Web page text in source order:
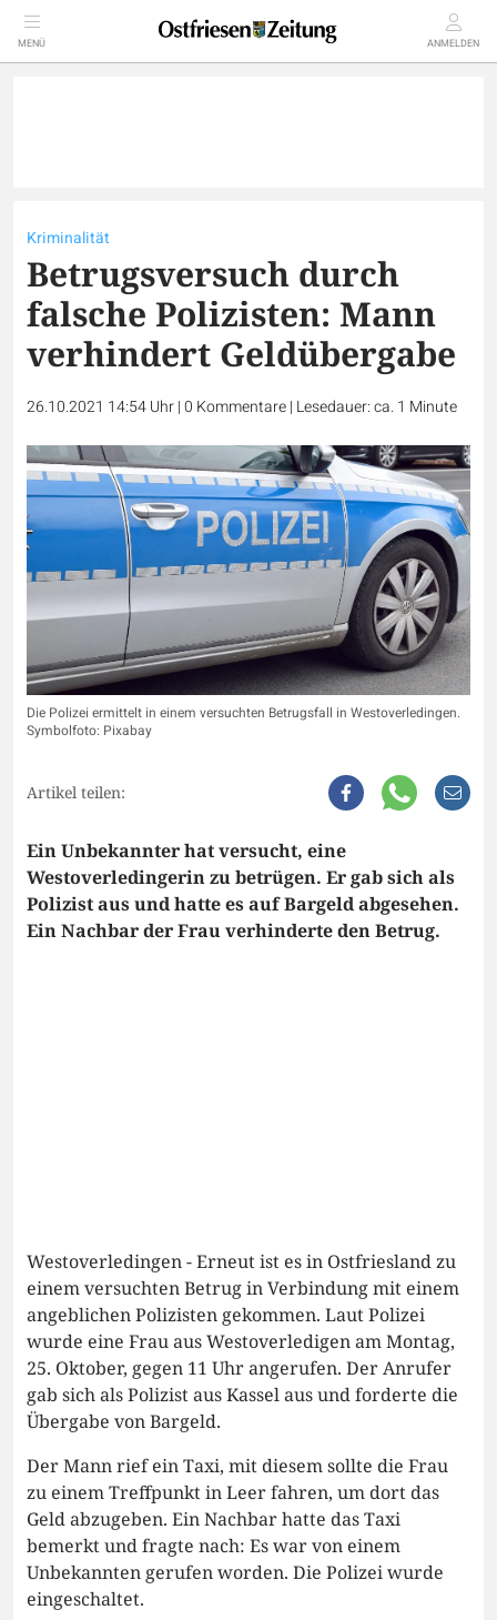
MENÜ ANMELDEN
Kriminalität
Betrugsversuch durch
falsche Polizisten: Mann
verhindert Geldübergabe
26.10.2021 14:54 Uhr|0 Kommentare| Lesedauer: ca. 1 Minute
Die Polizei ermittelt in einem versuchten Betrugsfall in Westoverledingen.
Symbolfoto: Pixabay
Artikel teilen:
Ein Unbekannter hat versucht, eine
Westoverledingerin zu betrügen. Er gab sich als
Polizist aus und hatte es auf Bargeld abgesehen.
Ein Nachbar der Frau verhinderte den Betrug.
Westoverledingen - Erneut ist es in Ostfriesland zu
einem versuchten Betrug in Verbindung mit einem
angeblichen Polizisten gekommen. Laut Polizei
wurde eine Frau aus Westoverledigen am Montag,
25. Oktober, gegen 11 Uhr angerufen. Der Anrufer
gab sich als Polizist aus Kassel aus und forderte die
Übergabe von Bargeld.
Der Mann rief ein Taxi, mit diesem sollte die Frau
zu einem Treffpunkt in Leer fahren, um dort das
Geld abzugeben. Ein Nachbar hatte das Taxi
bemerkt und fragte nach: Es war von einem
Unbekannten gerufen worden. Die Polizei wurde
eingeschaltet.